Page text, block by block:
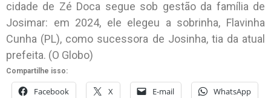
cidade de Zé Doca segue sob gestão da família de
Josimar: em 2024, ele elegeu a sobrinha, Flavinha
Cunha (PL), como sucessora de Josinha, tia da atual
prefeita. (O Globo)
Compartilhe isso:
Facebook X E-mail WhatsApp